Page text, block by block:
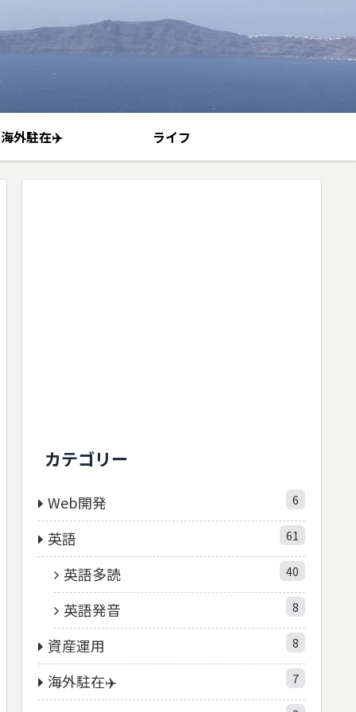
海外駐在✈️ ライフ
カテゴリー
Web開発 6
英語 61
英語多読 40
英語発音 8
資産運用 8
海外駐在✈️ 7